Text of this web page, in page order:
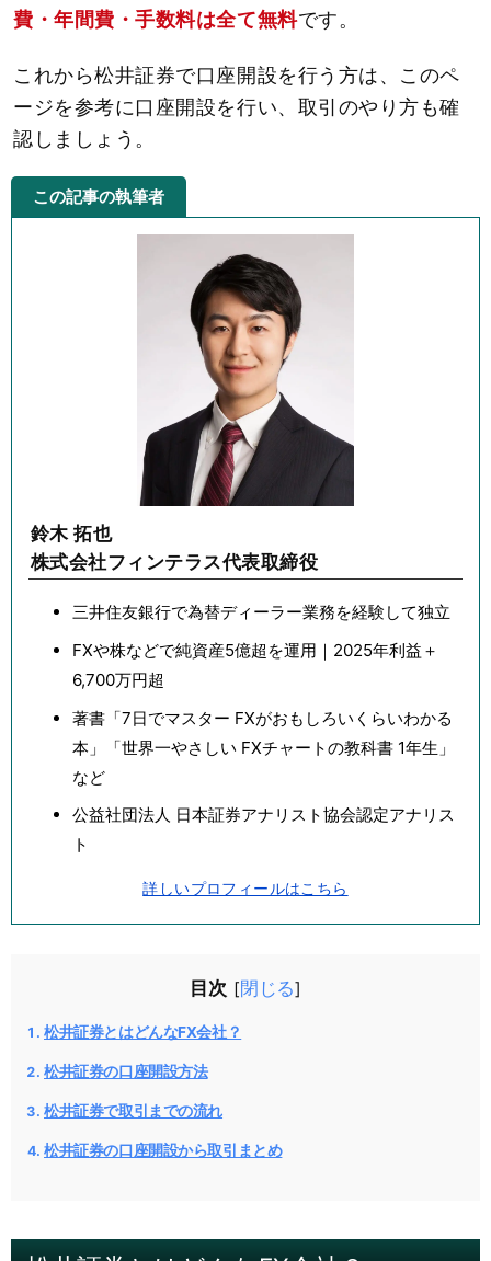
費・年間費・手数料は全て無料です。
これから松井証券で口座開設を行う方は、このペ
ージを参考に口座開設を行い、取引のやり方も確
認しましょう。
この記事の執筆者
鈴木 拓也
株式会社フィンテラス代表取締役
三井住友銀行で為替ディーラー業務を経験して独立
FXや株などで純資産5億超を運用｜2025年利益＋
6,700万円超
著書「7日でマスター FXがおもしろいくらいわかる
本」「世界一やさしい FXチャートの教科書 1年生」
など
公益社団法人 日本証券アナリスト協会認定アナリス
ト
詳しいプロフィールはこちら
目次 [閉じる]
松井証券とはどんなFX会社？
松井証券の口座開設方法
松井証券で取引までの流れ
松井証券の口座開設から取引まとめ